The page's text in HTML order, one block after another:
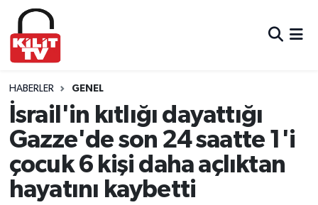
HABERLER GENEL
İsrail'in kıtlığı dayattığı
Gazze'de son 24 saatte 1'i
çocuk 6 kişi daha açlıktan
hayatını kaybetti
Hava Durumu
Trafik Durumu
Süper Lig Puan Durumu ve Fikstür
Tüm Manşetler
Son Dakika Haberleri